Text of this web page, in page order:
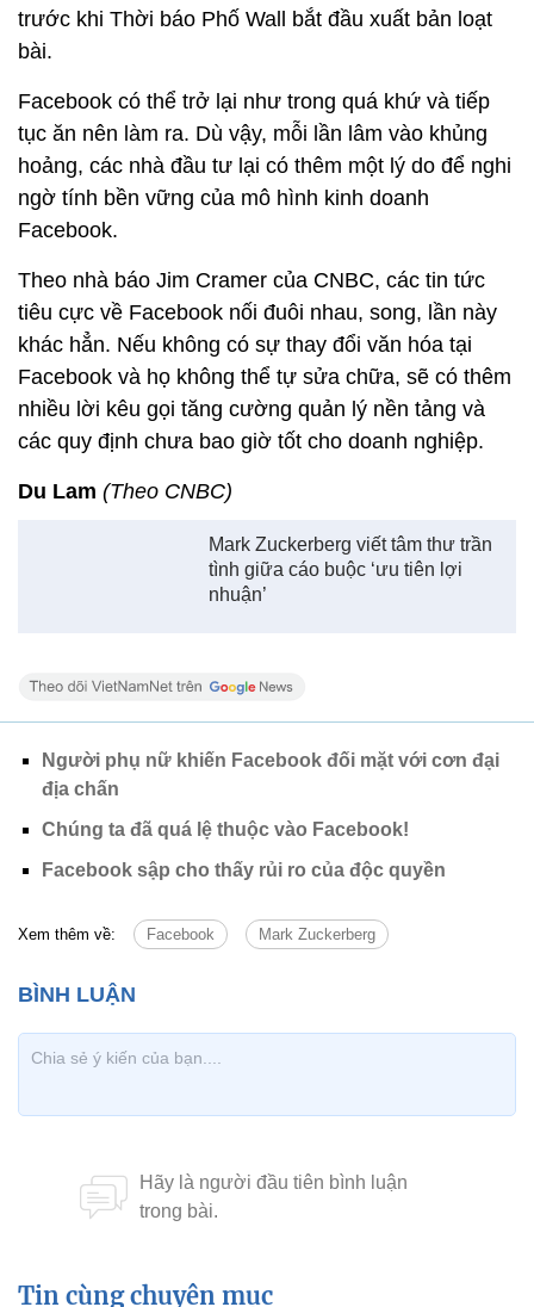
trước khi Thời báo Phố Wall bắt đầu xuất bản loạt
bài.
Facebook có thể trở lại như trong quá khứ và tiếp
tục ăn nên làm ra. Dù vậy, mỗi lần lâm vào khủng
hoảng, các nhà đầu tư lại có thêm một lý do để nghi
ngờ tính bền vững của mô hình kinh doanh
Facebook.
Theo nhà báo Jim Cramer của CNBC, các tin tức
tiêu cực về Facebook nối đuôi nhau, song, lần này
khác hẳn. Nếu không có sự thay đổi văn hóa tại
Facebook và họ không thể tự sửa chữa, sẽ có thêm
nhiều lời kêu gọi tăng cường quản lý nền tảng và
các quy định chưa bao giờ tốt cho doanh nghiệp.
Du Lam (Theo CNBC)
Mark Zuckerberg viết tâm thư trần
tình giữa cáo buộc ‘ưu tiên lợi
nhuận’
Người phụ nữ khiến Facebook đối mặt với cơn đại
địa chấn
Chúng ta đã quá lệ thuộc vào Facebook!
Facebook sập cho thấy rủi ro của độc quyền
Xem thêm về: Facebook Mark Zuckerberg
Tin cùng chuyên mục